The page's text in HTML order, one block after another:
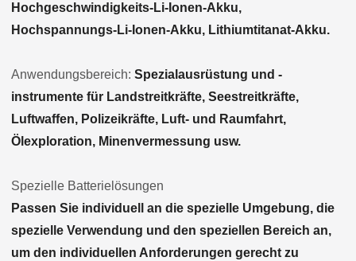
Hochgeschwindigkeits-Li-Ionen-Akku,
Hochspannungs-Li-Ionen-Akku, Lithiumtitanat-Akku.
Anwendungsbereich: Spezialausrüstung und -
instrumente für Landstreitkräfte, Seestreitkräfte,
Luftwaffen, Polizeikräfte, Luft- und Raumfahrt,
Ölexploration, Minenvermessung usw.
Spezielle Batterielösungen
Passen Sie individuell an die spezielle Umgebung, die
spezielle Verwendung und den speziellen Bereich an,
um den individuellen Anforderungen gerecht zu